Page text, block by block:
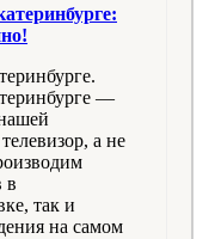
—
а не
в
так и
на самом